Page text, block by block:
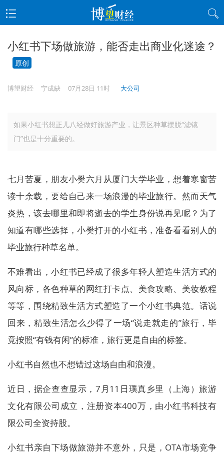
小红书下场做旅游，能否走出商业化迷途？
原创
博望财经 宁成缺 07月28日 11时 大公司
如果小红书想正儿八经做好旅游产业，让景区种草摆脱“滤镜
门”也是十分重要的。
七月苦夏，朋友小樊六月从厦门大学毕业，想着寒窗苦
读十余载，要给自己来一场浪漫的毕业旅行。然而天气
炎热，该去哪里和即将逝去的学生身份说再见呢？为了
知道有哪些选择，小樊打开的小红书，准备看看别人的
毕业旅行种草名单。
不难看出，小红书已经成了很多年轻人塑造生活方式的
风向标，各色种草的网红打卡点、美食攻略、美妆教程
等等，围绕精致生活方式塑造了一个小红书典范。话说
回来，精致生活怎么少得了一场“说走就走的”旅行，毕
竟按照“有钱有闲”的标准，旅行更是自由的标签。
小红书自然也不想错过这场自由和浪漫。
近日，据企查查显示，7月11日璞真乡里（上海）旅游
文化有限公司成立，注册资本400万，由小红书科技有
限公司全资持股。
小红书亲自下场做旅游并不意外，只是，OTA市场竞争